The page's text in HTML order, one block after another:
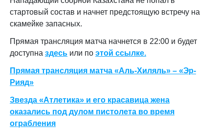
стартовый состав и начнет предстоящую встречу на
скамейке запасных.
Прямая трансляция матча начнется в 22:00 и будет
доступна здесь или по этой ссылке.
Прямая трансляция матча «Аль-Хиляль» – «Эр-
Рияд»
Звезда «Атлетика» и его красавица жена
оказались под дулом пистолета во время
ограбления